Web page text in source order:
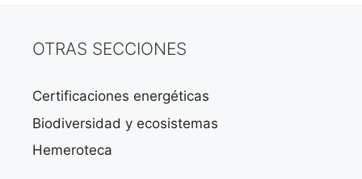
OTRAS SECCIONES
Certificaciones energéticas
Biodiversidad y ecosistemas
Hemeroteca